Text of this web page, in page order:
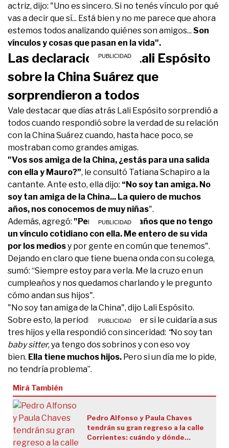
actriz, dijo: "Uno es sincero. Si no tenés vínculo por qué
vas a decir que sí... Está bien y no me parece que ahora
estemos todos analizando quiénes son amigos... Son
vínculos y cosas que pasan en la vida".
Las declaraciones de Lali Espósito
sobre la China Suárez que
sorprendieron a todos
Vale destacar que días atrás Lali Espósito sorprendió a
todos cuando respondió sobre la verdad de su relación
con la China Suárez cuando, hasta hace poco, se
mostraban como grandes amigas.
"Vos sos amiga de la China, ¿estás para una salida
con ella y Mauro?”, le consultó Tatiana Schapiro a la
cantante. Ante esto, ella dijo: “No soy tan amiga. No
soy tan amiga de la China... La quiero de muchos
años, nos conocemos de muy niñas".
Además, agregó: "Pero hace diez años que no tengo
un vínculo cotidiano con ella. Me entero de su vida
por los mediosy por gente en común que tenemos".
Dejando en claro que tiene buena onda con su colega,
sumó: “Siempre estoy para verla. Me la cruzo en un
cumpleaños y nos quedamos charlando y le pregunto
cómo andan sus hijos".
"No soy tan amiga de la China", dijo Lali Espósito.
Sobre esto, la periodista quiso saber si le cuidaría a sus
tres hijos y ella respondió con sinceridad: “No soy tan
baby sitter, ya tengo dos sobrinos y con eso voy
bien. Ella tiene muchos hijos. Pero si un día me lo pide,
no tendría problema”.
Mirá También
Pedro Alfonso y Paula Chaves
tendrán su gran regreso a la calle
Corrientes: cuándo y dónde